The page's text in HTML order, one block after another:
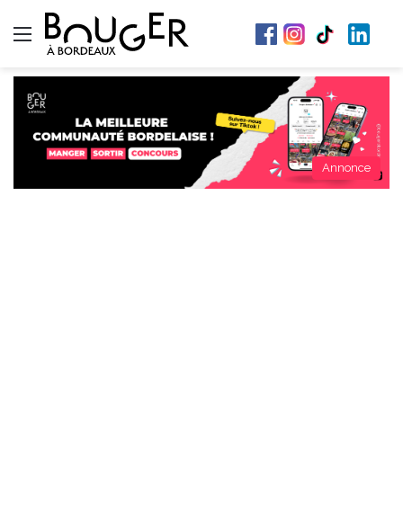
Menu
Annonce